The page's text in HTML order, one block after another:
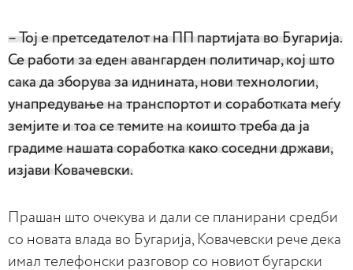
– Тој е претседателот на ПП партијата во Бугарија.
Се работи за еден авангарден политичар, кој што
сака да зборува за иднината, нови технологии,
унапредување на транспортот и соработката меѓу
земјите и тоа се темите на коишто треба да ја
градиме нашата соработка како соседни држави,
изјави Ковачевски.
Прашан што очекува и дали се планирани средби
со новата влада во Бугарија, Ковачевски рече дека
имал телефонски разговор со новиот бугарски